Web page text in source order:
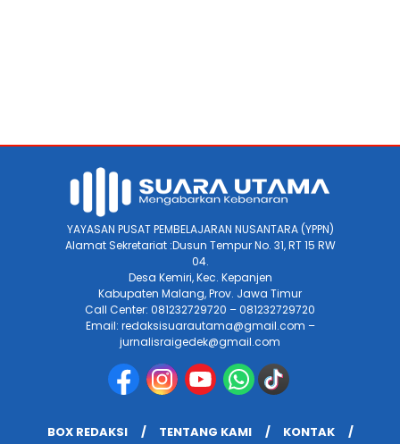
YAYASAN PUSAT PEMBELAJARAN NUSANTARA (YPPN)
Alamat Sekretariat :Dusun Tempur No. 31, RT 15 RW
04.
Desa Kemiri, Kec. Kepanjen
Kabupaten Malang, Prov. Jawa Timur
Call Center: 081232729720 – 081232729720
Email: redaksisuarautama@gmail.com –
jurnalisraigedek@gmail.com
BOX REDAKSI TENTANG KAMI KONTAK